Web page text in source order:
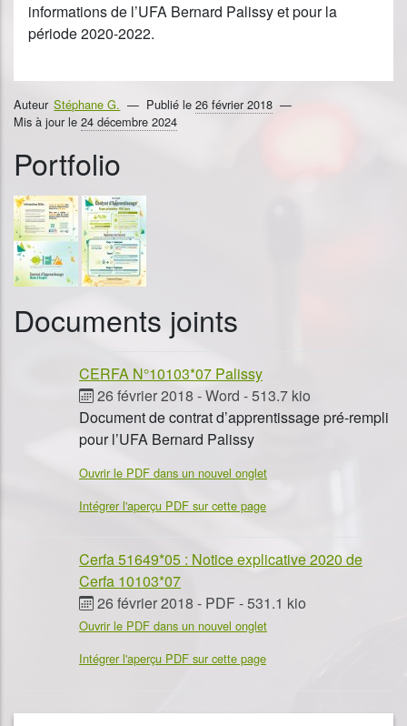
informations de l’UFA Bernard Palissy et pour la
période 2020-2022.
Auteur Stéphane G. Publié le26 février 2018
Mis à jour le 24 décembre 2024
Portfolio
Documents joints
CERFA N°10103*07 Palissy
26 février 2018 -Word -513.7 kio
Document de contrat d’apprentissage pré-rempli
pour l’UFA Bernard Palissy
Ouvrir le PDF dans un nouvel onglet
Intégrer l'aperçu PDF sur cette page
Cerfa 51649*05 : Notice explicative 2020 de
Cerfa 10103*07
26 février 2018 - PDF-531.1 kio
Ouvrir le PDF dans un nouvel onglet
Intégrer l'aperçu PDF sur cette page